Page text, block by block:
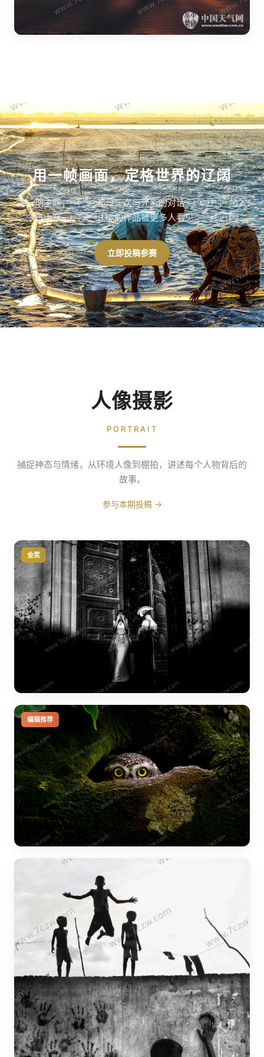
用一帧画面，定格世界的辽阔
每一期主题，都是一次与光影的对话。加入
今日大赛，让你的作品被更多人看见。
立即投稿参赛
人像摄影
PORTRAIT
捕捉神态与情绪，从环境人像到棚拍，讲述每个人物背后的
故事。
参与本期投稿 →
金奖
编辑推荐